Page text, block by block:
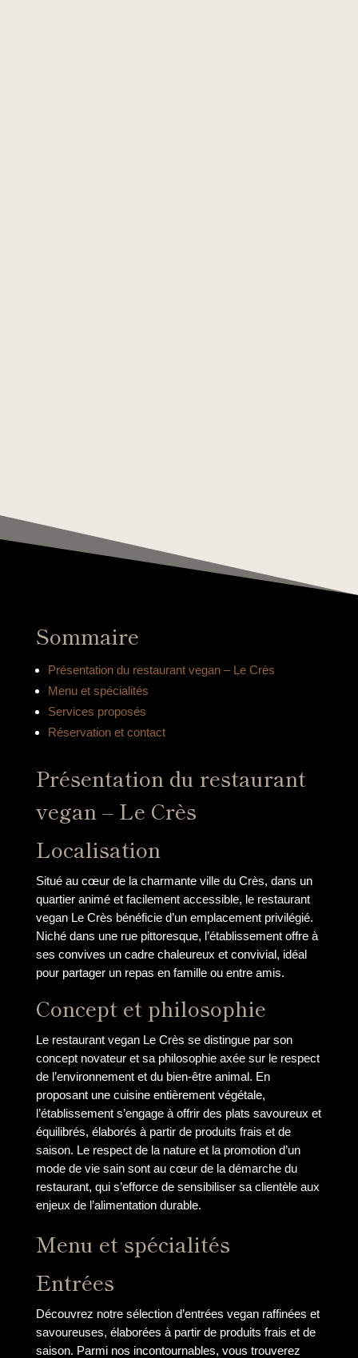
Sommaire
Présentation du restaurant vegan – Le Crès
Menu et spécialités
Services proposés
Réservation et contact
Présentation du restaurant
vegan – Le Crès
Localisation
Situé au cœur de la charmante ville du Crès, dans un
quartier animé et facilement accessible, le restaurant
vegan Le Crès bénéficie d’un emplacement privilégié.
Niché dans une rue pittoresque, l’établissement offre à
ses convives un cadre chaleureux et convivial, idéal
pour partager un repas en famille ou entre amis.
Concept et philosophie
Le restaurant vegan Le Crès se distingue par son
concept novateur et sa philosophie axée sur le respect
de l’environnement et du bien-être animal. En
proposant une cuisine entièrement végétale,
l’établissement s’engage à offrir des plats savoureux et
équilibrés, élaborés à partir de produits frais et de
saison. Le respect de la nature et la promotion d’un
mode de vie sain sont au cœur de la démarche du
restaurant, qui s’efforce de sensibiliser sa clientèle aux
enjeux de l’alimentation durable.
Menu et spécialités
Entrées
Découvrez notre sélection d’entrées vegan raffinées et
savoureuses, élaborées à partir de produits frais et de
saison. Parmi nos incontournables, vous trouverez